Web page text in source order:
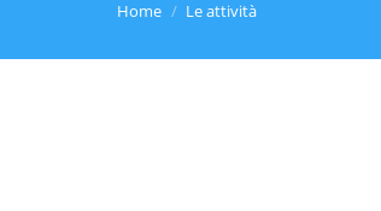
You are here:
Home Le attività